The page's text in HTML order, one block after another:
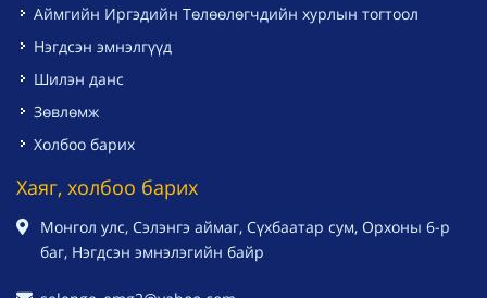
Аймгийн Иргэдийн Төлөөлөгчдийн хурлын тогтоол
Нэгдсэн эмнэлгүүд
Шилэн данс
Зөвлөмж
Холбоо барих
Хаяг, холбоо барих
Монгол улс, Сэлэнгэ аймаг, Сүхбаатар сум, Орхоны 6-р
баг, Нэгдсэн эмнэлэгийн байр